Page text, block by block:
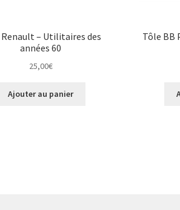
– Utilitaires des
années 60
25,00€
Ajouter au panier
Tôle BB